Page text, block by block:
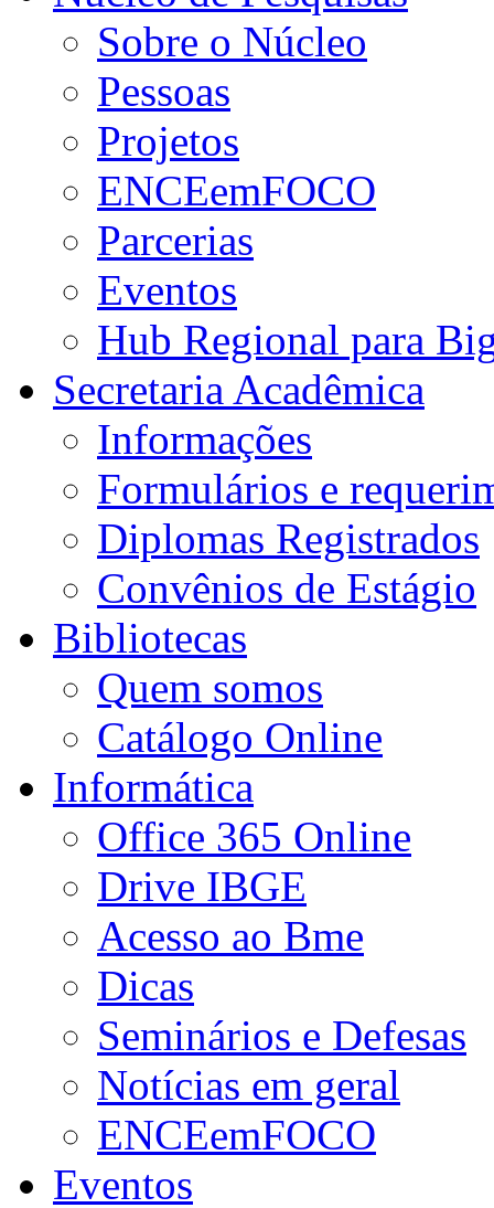
Sobre o Núcleo
Pessoas
Projetos
ENCEemFOCO
Parcerias
Eventos
Hub Regional para
Secretaria Acadêmica
Informações
Formulários e
Diplomas Registrados
Convênios de Estágio
Bibliotecas
Quem somos
Catálogo Online
Informática
Office 365 Online
Drive IBGE
Acesso ao Bme
Dicas
Seminários e Defesas
Notícias em geral
ENCEemFOCO
Eventos